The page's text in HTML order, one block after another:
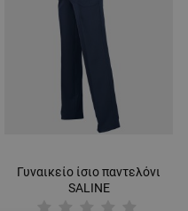
Γυναικείο ίσιο παντελόνι
SALINE